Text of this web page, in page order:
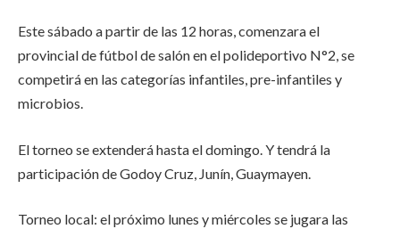
Este sábado a partir de las 12 horas, comenzara el
provincial de fútbol de salón en el polideportivo N°2, se
competirá en las categorías infantiles, pre-infantiles y
microbios.
El torneo se extenderá hasta el domingo. Y tendrá la
participación de Godoy Cruz, Junín, Guaymayen.
Torneo local: el próximo lunes y miércoles se jugara las